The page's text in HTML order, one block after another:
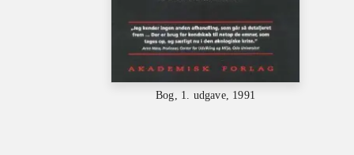
Bog, 1. udgave, 1991